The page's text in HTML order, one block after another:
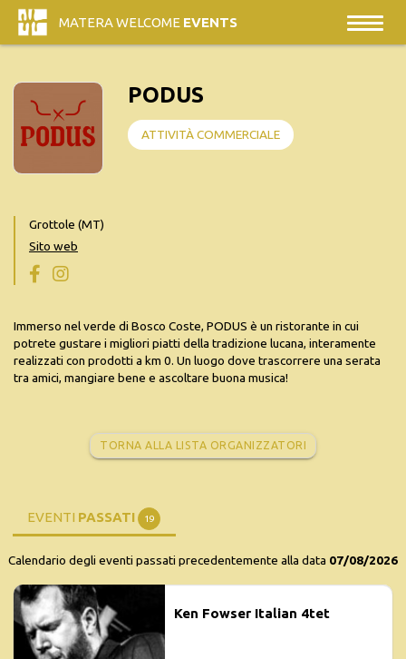
MATERA WELCOME EVENTS
PODUS
ATTIVITÀ COMMERCIALE
Grottole (MT)
Sito web
Immerso nel verde di Bosco Coste, PODUS è un ristorante in cui
potrete gustare i migliori piatti della tradizione lucana, interamente
realizzati con prodotti a km 0. Un luogo dove trascorrere una serata
tra amici, mangiare bene e ascoltare buona musica!
TORNA ALLA LISTA ORGANIZZATORI
EVENTI PASSATI 19
Calendario degli eventi passati precedentemente alla data 07/08/2026
Ken Fowser Italian 4tet